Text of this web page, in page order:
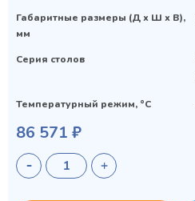
Габаритные размеры (Д х Ш х В),
мм
Серия столов
Температурный режим, °C
86 571 ₽